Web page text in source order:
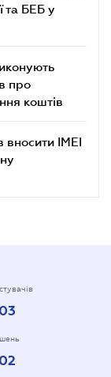
та БЕБ у
про
коштів
вносити IMEI